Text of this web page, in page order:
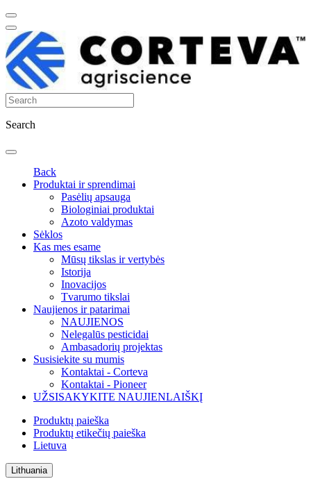
Search
Back
Produktai ir sprendimai
Pasėlių apsauga
Biologiniai produktai
Azoto valdymas
Sėklos
Kas mes esame
Mūsų tikslas ir vertybės
Istorija
Inovacijos
Tvarumo tikslai
Naujienos ir patarimai
NAUJIENOS
Nelegalūs pesticidai
Ambasadorių projektas
Susisiekite su mumis
Kontaktai - Corteva
Kontaktai - Pioneer
UŽSISAKYKITE NAUJIENLAIŠKĮ
Produktų paieška
Produktų etikečių paieška
Lietuva
Lithuania